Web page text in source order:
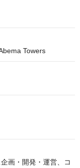
Towers
画・開発・運営、コ